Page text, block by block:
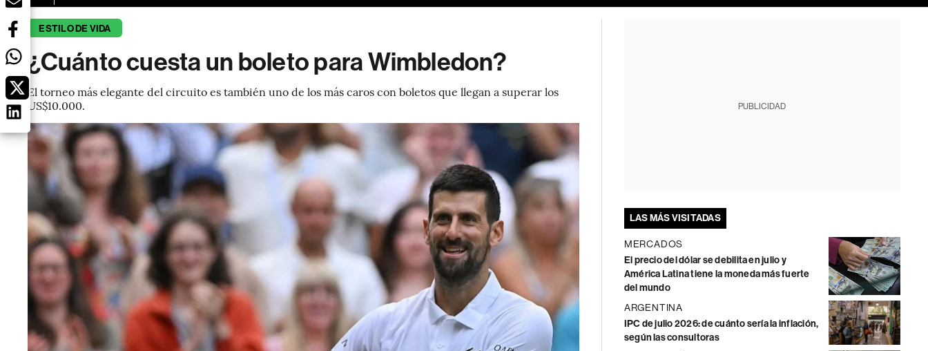
ESTILO DE VIDA
¿Cuánto cuesta un boleto para Wimbledon?
El torneo más elegante del circuito es también uno de los más caros con boletos que llegan a superar los
US$10.000.
PUBLICIDAD
LAS MÁS VISITADAS
MERCADOS
El precio del dólar se debilita en julio y
América Latina tiene la moneda más fuerte
del mundo
ARGENTINA
IPC de julio 2026: de cuánto sería la inflación,
según las consultoras